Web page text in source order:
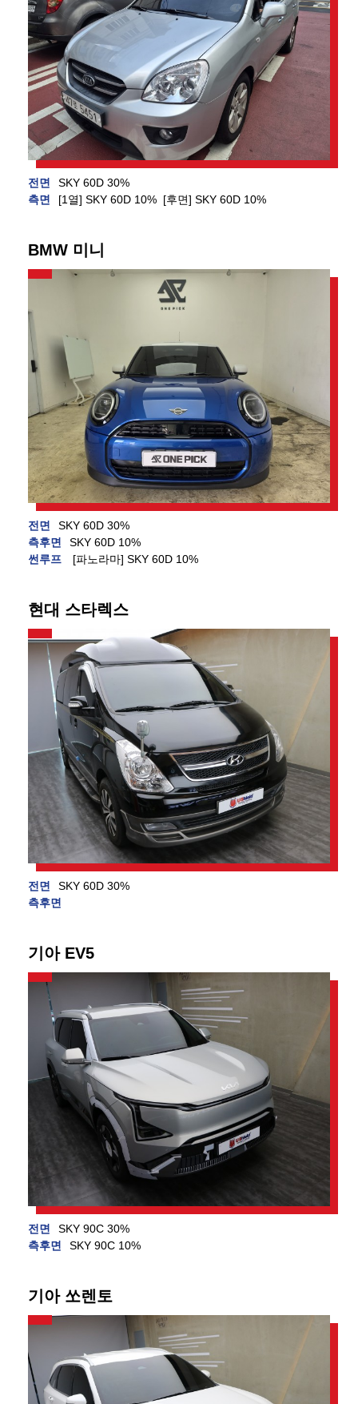
전면
SKY 60D 30%
측면
[1열] SKY 60D 10% [후면] SKY 60D 10%
BMW 미니
전면
SKY 60D 30%
측후면
SKY 60D 10%
썬루프
[파노라마] SKY 60D 10%
현대 스타렉스
전면
SKY 60D 30%
측후면
기아 EV5
전면
SKY 90C 30%
측후면
SKY 90C 10%
기아 쏘렌토